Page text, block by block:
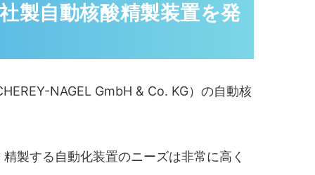
製自動核酸精製装置を発
NAGEL GmbH & Co. KG）の自動核
製する自動化装置のニーズは非常に高く